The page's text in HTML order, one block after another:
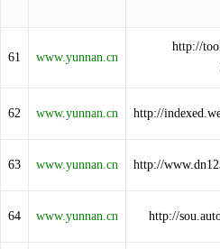
61 www.yunnan.cn
http://
62 www.yunnan.cn http://
63 www.yunnan.cn http://
64 www.yunnan.cn http://